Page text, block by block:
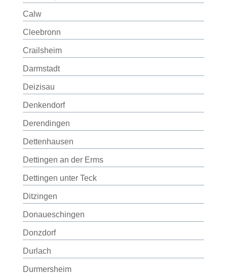
Calw
Cleebronn
Crailsheim
Darmstadt
Deizisau
Denkendorf
Derendingen
Dettenhausen
Dettingen an der Erms
Dettingen unter Teck
Ditzingen
Donaueschingen
Donzdorf
Durlach
Durmersheim